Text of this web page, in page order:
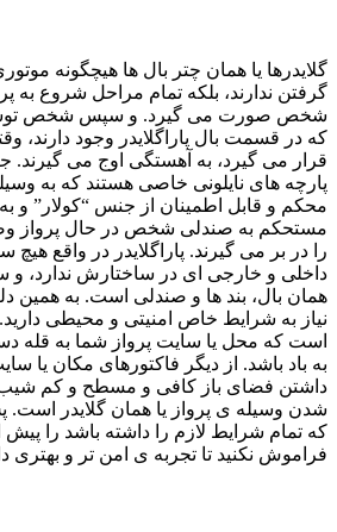
گلایدرها یا همان چتر بال ها هیچگونه
گرفتن ندارند، بلکه تمام مراحل شروع به
شخص صورت می گیرد. و سپس شخص
که در قسمت بال پاراگلایدر وجود دارند،
قرار می گیرد، به آهستگی اوج می گیرند.
پارچه های نایلونی خاصی هستند که به
محکم و قابل اطمینان از جنس “کولار” و
مستحکم به صندلی شخص در حال
را در بر می گیرند. پاراگلایدر در واقع
داخلی و خارجی ای در ساختارش ندارد، و
همان بال، بند ها و صندلی است. به همین
نیاز به شرایط خاص امنیتی و محیطی
است که محل یا سایت پرواز شما به قله
به باد باشد. از دیگر فاکتورهای مکان یا
داشتن فضای باز کافی و مسطح و کم شیب
شدن وسیله ی پرواز یا همان گلایدر است.
که تمام شرایط لازم را داشته باشد را پیش از
فراموش نکنید تا تجربه ی امن تر و بهتری